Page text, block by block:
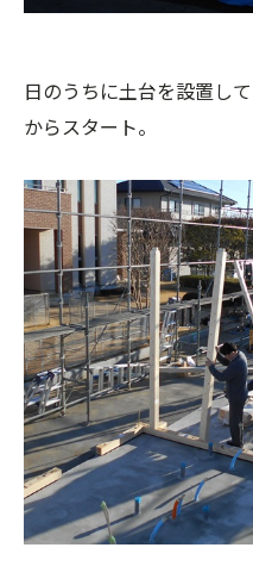
日のうちに土台を設置し
からスタート。